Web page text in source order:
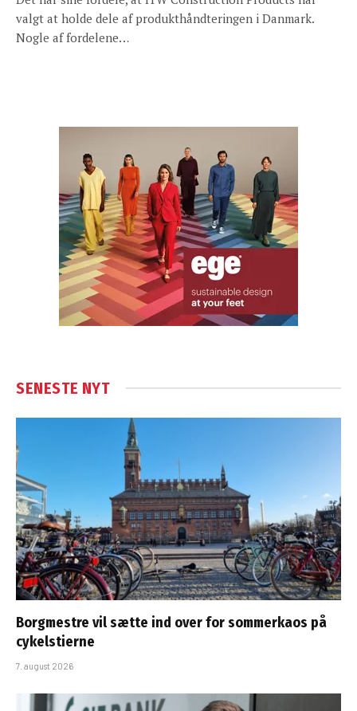
valgt at holde dele af produkthåndteringen i Danmark.
Nogle af fordelene…
SENESTE NYT
Borgmestre vil sætte ind over for sommerkaos på
cykelstierne
7. august 2026